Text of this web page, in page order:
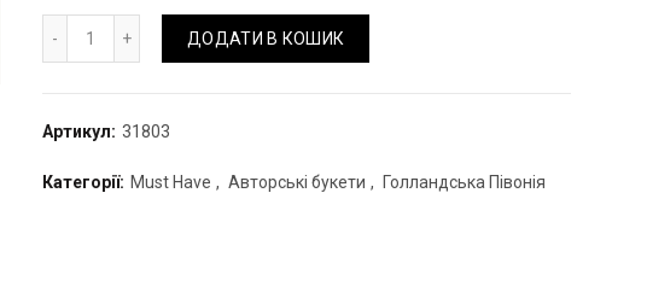
ДОДАТИ В КОШИК
Артикул: 31803
Категорії: Must Have , Авторські букети , Голландська Півонія